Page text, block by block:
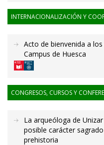
INTERNACIONALIZACIÓN Y
Acto de bienvenida a
Campus de Huesca
CONGRESOS, CURSOS Y
La arqueóloga de
posible carácter
prehistoria